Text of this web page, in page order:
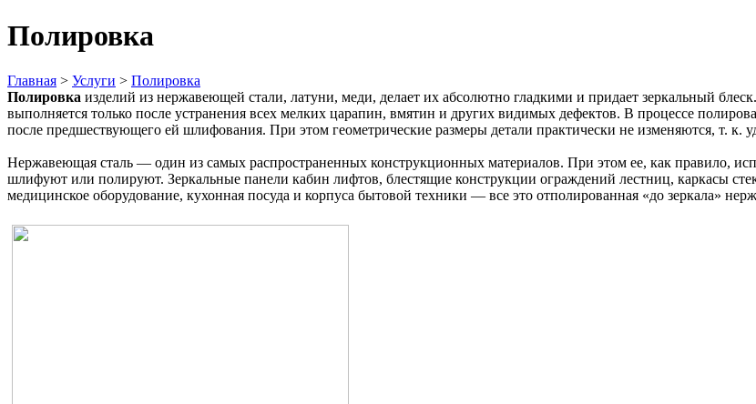
Полировка
Главная > Услуги > Полировка
Полировка изделий из нержавеющей стали, латуни, меди, делает их абсолютно гладкими и придает зеркальный
выполняется только после устранения всех мелких царапин, вмятин и других видимых дефектов. В процессе
после предшествующего ей шлифования. При этом геометрические размеры детали практически не изменяются, т. к.
Нержавеющая сталь — один из самых распространенных конструкционных материалов. При этом ее, как правило,
шлифуют или полируют. Зеркальные панели кабин лифтов, блестящие конструкции ограждений лестниц, каркасы
медицинское оборудование, кухонная посуда и корпуса бытовой техники — все это отполированная «до зеркала»